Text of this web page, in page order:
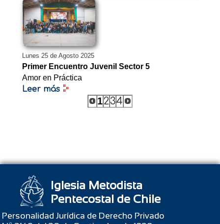
Lunes 25 de Agosto 2025
Primer Encuentro Juvenil Sector 5
Amor en Práctica
Leer más
1234
Iglesia Metodista
Pentecostal de Chile
Personalidad Jurídica de Derecho Privado